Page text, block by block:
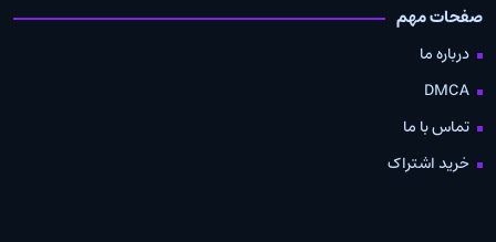
صفحات مهم
درباره ما
DMCA
تماس با ما
خرید اشتراک